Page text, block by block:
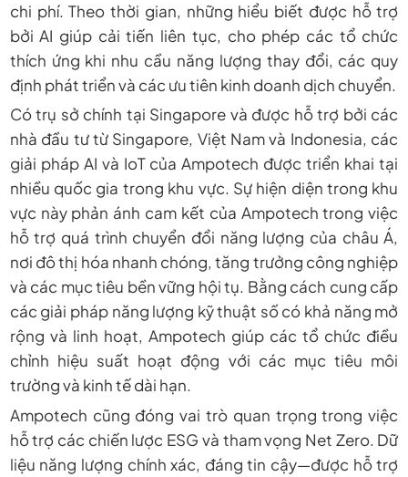
chi phí. Theo thời gian, những hiểu biết được hỗ trợ
bởi AI giúp cải tiến liên tục, cho phép các tổ chức
thích ứng khi nhu cầu năng lượng thay đổi, các quy
định phát triển và các ưu tiên kinh doanh dịch chuyển.
Cótrụ sở chính tại Singapore và được hỗ trợ bởi các
nhà đầu tư từ Singapore, Việt Nam và Indonesia, các
giải pháp AI và IoT của Ampotech được triển khai tại
nhiều quốc gia trong khu vực. Sự hiện diện trong khu
vực này phản ánh cam kết của Ampotech trong việc
hỗ trợ quá trình chuyển đổi năng lượng của châu Á,
nơi đô thị hóa nhanh chóng, tăng trưởng công nghiệp
và các mục tiêu bền vững hội tụ. Bằng cách cung cấp
các giải pháp năng lượng kỹ thuật số có khả năng mở
rộng và linh hoạt, Ampotech giúp các tổ chức điều
chỉnh hiệu suất hoạt động với các mục tiêu môi
trường và kinh tế dài hạn.
Ampotech cũng đóng vai trò quan trọng trong việc
hỗ trợ các chiến lược ESG và tham vọng Net Zero. Dữ
liệu năng lượng chính xác, đáng tin cậy—được hỗ trợ